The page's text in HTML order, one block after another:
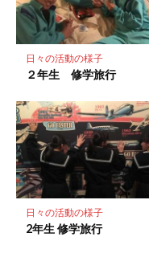
日々の活動の様子
２年生 修学旅行
日々の活動の様子
2年生 修学旅行